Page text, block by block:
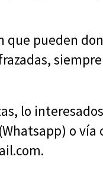
pueden
lo
(Whatsapp) o